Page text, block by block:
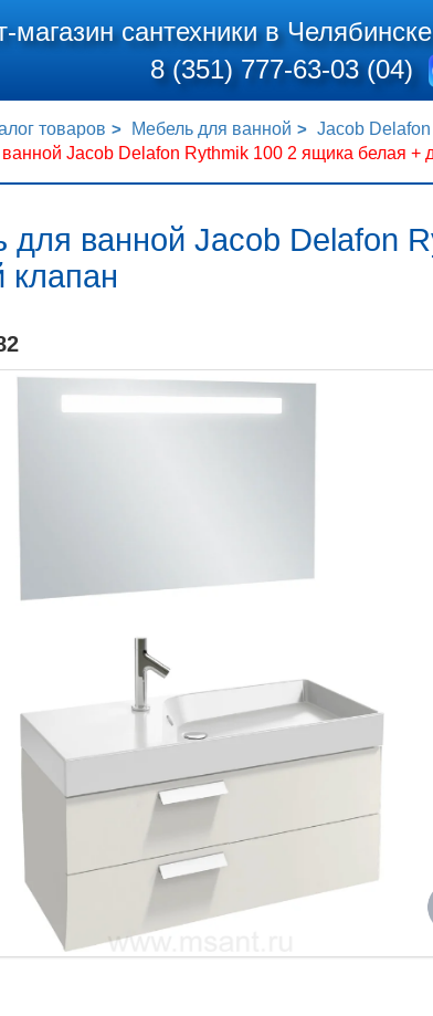
магазин сантехники в
8 (351) 777-63-03 (04)
товаров Мебель для ванной
Jacob Delafon
Jacob Delafon Rythmik 100 2 ящика белая +
для ванной Jacob Delafon
клапан